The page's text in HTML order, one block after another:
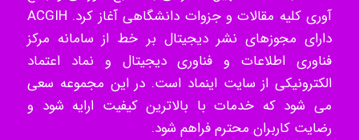
akhtar shahsavandi
kimiya zirakpoor
آوری کلیه مقالات و جزوات دانشگاهی آغاز کرد. ACGIH
دارای مجوزهای نشر دیجیتال بر خط از سامانه مرکز
فناوری اطلاعات و فناوری دیجیتال و نماد اعتماد
الکترونیکی از سایت اینماد است. در این مجموعه سعی
می شود که خدمات با بالاترین کیفیت ارایه شود و
رضایت کاربران محترم فراهم شود.